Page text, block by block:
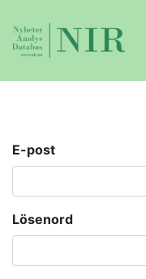
E-post
Lösenord